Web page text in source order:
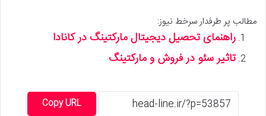
مطالب پر طرفدار سرخط نیوز:
راهنمای تحصیل دیجیتال مارکتینگ در کانادا
تاثیر سئو در فروش و مارکتینگ
Copy URL